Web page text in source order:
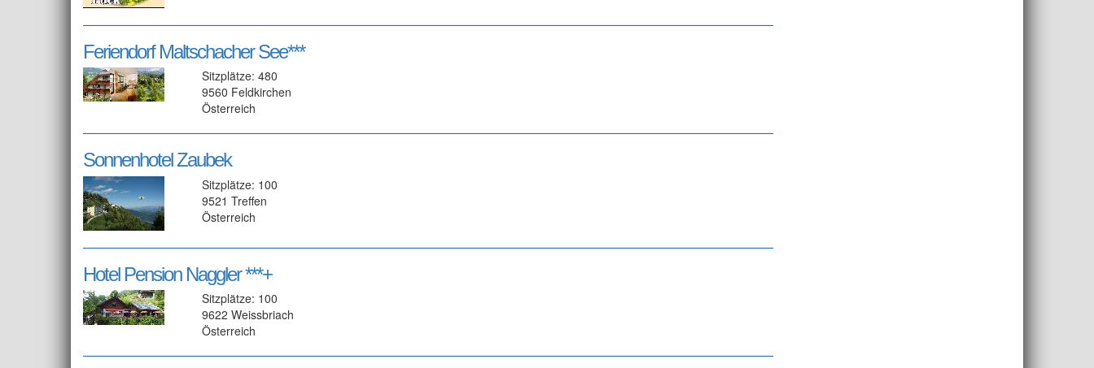
Feriendorf Maltschacher See***
Sitzplätze: 480
9560 Feldkirchen
Österreich
Sonnenhotel Zaubek
Sitzplätze: 100
9521 Treffen
Österreich
Hotel Pension Naggler ***+
Sitzplätze: 100
9622 Weissbriach
Österreich